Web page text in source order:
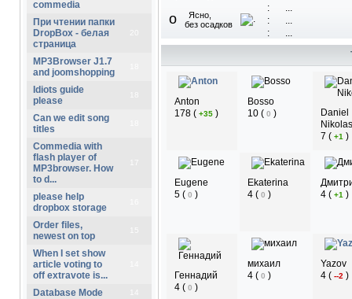
commedia
При чтении папки
DropBox - белая
страница
MP3Browser J1.7
and joomshopping
Idiots guide
please
Can we edit song
titles
Commedia with
flash player of
MP3browser. How
to d...
please help
dropbox storage
Order files,
newest on top
When I set show
article voting to
off extravote is...
Database Mode
o
Ясно,
без осадков
:
...
:
...
:
...
Anton
178( +35 )
Bosso
10( 0 )
Daniel
Nikolas
7 ( +1 )
Eugene
5( 0 )
Ekaterina
4( 0 )
4( +1 )
Геннадий
4( 0 )
михаил
4( 0 )
Yazov
4( --2 )